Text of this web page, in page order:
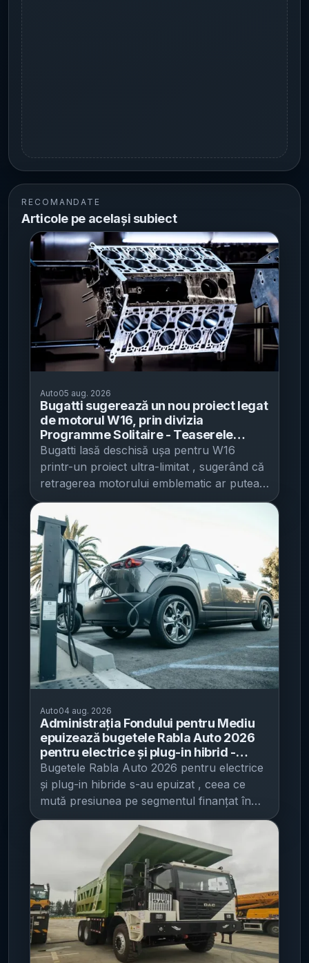
RECOMANDATE
Articole pe același subiect
Auto05 aug. 2026
Bugatti sugerează un nou proiect legat
de motorul W16, prin divizia
Programme Solitaire - Teaserele
indică un produs ultra-limitat, posibil
prezentat la Monterey Car Week
Bugatti lasă deschisă ușa pentru W16
printr-un proiect ultra-limitat , sugerând că
retragerea motorului emblematic ar putea fi
mai degrabă o tranziție de portofoliu decât
o ruptură definitivă, potrivit IT之家 .
Producătorul a publicat două clipuri-teaser
foarte scurte, cu indicii directe către sigla
„W16” și către divizia sa de personalizări
extreme, Programme Solitaire , alimentând
speculațiile despre un nou produs asociat
acestui propulsor. Ce a publicat Bugatti și
de ce contează Primul teaser, intitulat „The
Sculpture of Speed” („Sculptura vitezei”),
arată pentru câteva momente o piesă de pe
motor inscripționată cu „W16”. Mesajul care
preserved” („Capturat, modelat, păstrat”) –
sugerează mai degrabă ideea de
conservare a unui simbol tehnic decât o
simplă referință istorică. A doua zi, Bugatti
a venit cu un al doilea teaser, în care apare
vag un design nou de grilă frontală: mai lată
de grila „potcoavă” îngustă folosită pe
modelele actuale. Publicația notează că
forma amintește de conceptul Atlantic din
2015 și că nici măcar cel mai nou
Tourbillon nu folosește o soluție similară.
Programme Solitaire: semnalul că nu e
vorba de un model de serie IT之家
subliniază că indiciile duc către Programme
Auto04 aug. 2026
Administrația Fondului pentru Mediu
epuizează bugetele Rabla Auto 2026
pentru electrice și plug-in hibrid -
9.743 de ecotichete aprobate, în
valoare de 124,2 milioane lei, pentru
persoane fizice
Bugetele Rabla Auto 2026 pentru electrice
și plug-in hibride s-au epuizat , ceea ce
mută presiunea pe segmentul finanțat în
continuare (termice și hibrid) și scurtează
fereastra de decizie pentru cei care vizau
mașini cu emisii reduse. Informația apare în
Economedia , pe baza anunțului
Administrației Fondului pentru Mediu (AFM)
. AFM a transmis marți, 4 august, că a
aprobat peste 9.000 de ecotichete în
cadrul Programului Rabla Auto 2026
pentru persoane fizice, iar bugetele alocate